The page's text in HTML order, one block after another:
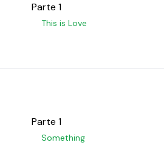
Parte 1
This is Love
Parte 1
Something